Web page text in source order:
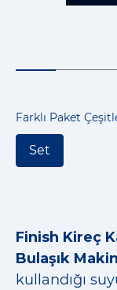
Farklı Paket
Set
Finish Kireç
Bulaşık
kullandığı